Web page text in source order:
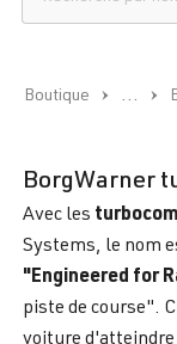
Boutique ...
BorgWarner
Avec les
Systems, le nom
"Engineered for
piste de course".
voiture